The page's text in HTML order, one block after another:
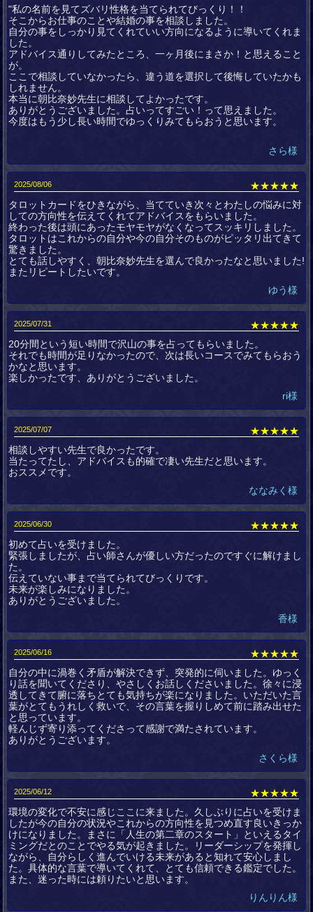
"私の名前を見てズバリ性格を当てられてびっくり！！
そこからお仕事のことや結婚の事を相談しました。
自分の事をしっかり見てくれていい方向になるように導いてくれま
した。
アドバイス通りしてみたところ、一ヶ月後にまさか！と思えること
が。
ここで相談していなかったら、違う道を選択して後悔していたかも
しれません。
本当に朝比奈妙先生に相談してよかったです。
ありがとうございました。占いってすごい！って思えました。
今度はもう少し長い時間でゆっくりみてもらおうと思います。
さら様
2025/08/06
★★★★★
タロットカードをひきながら、当てていき次々とわたしの悩みに対
しての方向性を伝えてくれてアドバイスをもらいました。
終わった後は頭にあったモヤモヤがなくなってスッキリしました。
タロットはこれからの自分や今の自分そのものがピッタリ出てきて
驚きました。
とても話しやすく、朝比奈妙先生を選んで良かったなと思いました!
またリピートしたいです。
ゆう様
2025/07/31
★★★★★
20分間という短い時間で沢山の事を占ってもらいました。
それでも時間が足りなかったので、次は長いコースでみてもらおう
かなと思います。
楽しかったです、ありがとうございました。
ri様
2025/07/07
★★★★★
相談しやすい先生で良かったです。
当たってたし、アドバイスも的確で凄い先生だと思います。
おススメです。
ななみく様
2025/06/30
★★★★★
初めて占いを受けました。
緊張しましたが、占い師さんが優しい方だったのですぐに解けまし
た。
伝えていない事まで当てられてびっくりです。
未来が楽しみになりました。
ありがとうございました。
香様
2025/06/16
★★★★★
自分の中に渦巻く矛盾が解決できず、突発的に伺いました。ゆっく
り話を聞いてくださり、やさしくお話しくださいました。徐々に浸
透してきて腑に落ちとても気持ちが楽になりました。いただいた言
葉がとてもうれしく救いで、その言葉を握りしめて前に踏み出せた
と思っています。
軽んじず寄り添ってくださって感謝で満たされています。
ありがとうございます。
さくら様
2025/06/12
★★★★★
環境の変化で不安に感じここに来ました。久しぶりに占いを受けま
したが今の自分の状況やこれからの方向性を見つめ直す良いきっか
けになりました。まさに「人生の第二章のスタート」といえるタイ
ミングだとのことでやる気が起きました。リーダーシップを発揮し
ながら、自分らしく進んでいける未来があると知れて安心しまし
た。具体的な言葉で導いてくれて、とても信頼できる鑑定でした。
また、迷った時には頼りたいと思います。
りんりん様